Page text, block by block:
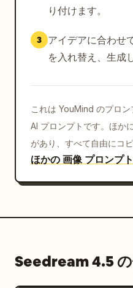
り付けます。
3
アイデアに合わせ
を入れ替え、生成
これは YouMind のプロ
AI プロンプトです。ほか
があり、すべて自由にコ
ほかの 画像 プロンプ
Seedream 4.5